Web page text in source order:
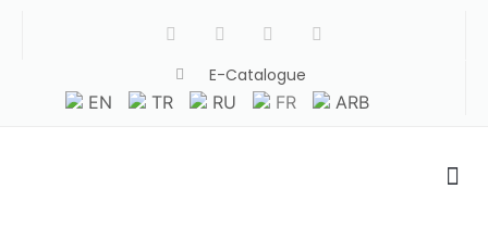
E-Catalogue
EN
TR RU FR ARB